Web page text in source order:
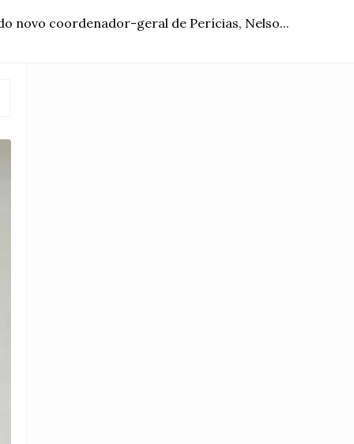
novo coordenador-geral de Perícias, Nelso...